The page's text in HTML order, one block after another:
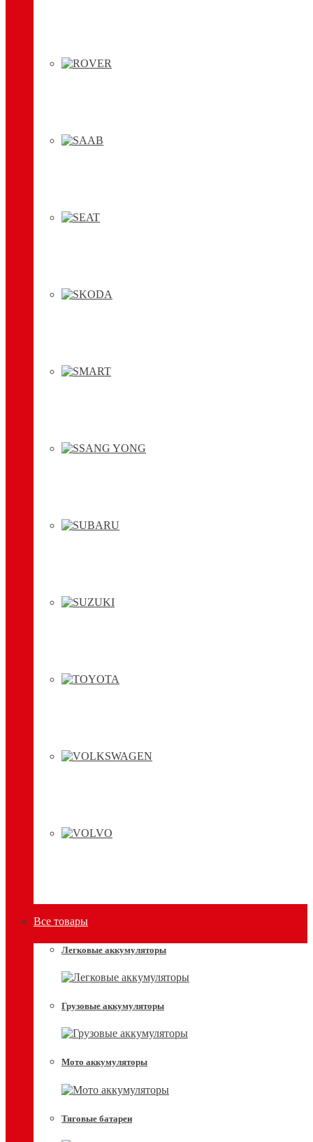
Все товары
Легковые аккумуляторы
Грузовые аккумуляторы
Мото аккумуляторы
Тяговые батареи